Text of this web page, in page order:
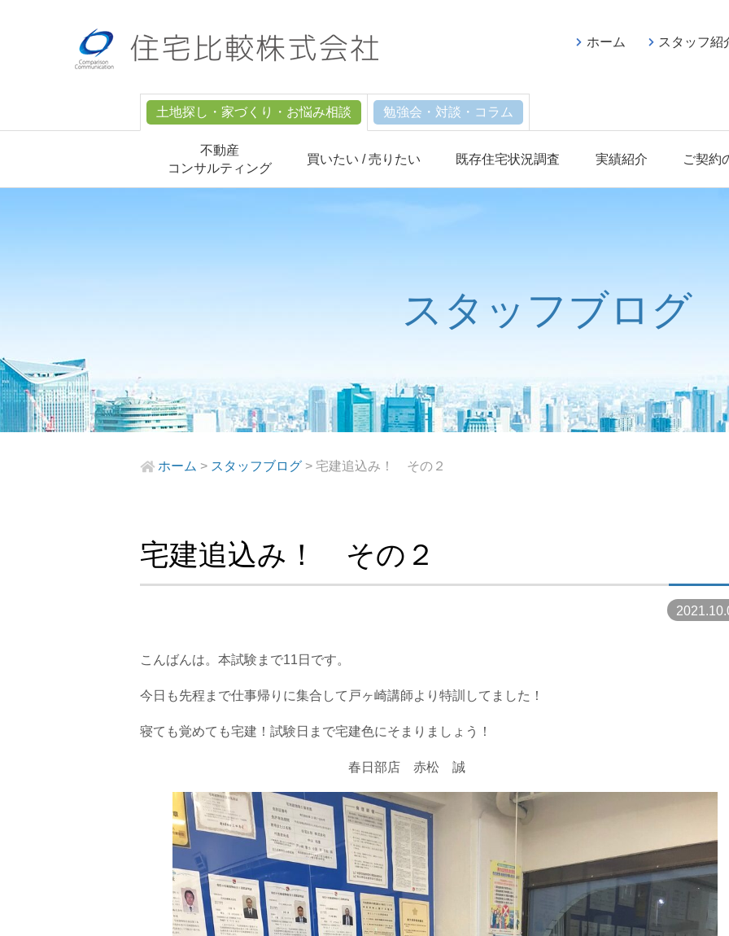
土地探し・家づくり・お悩み相談
不動産
コンサルティング
買いたい / 売りたい 既存住宅状況調査 実績紹介 ご契約
勉強会・対談・コラム
ホーム スタッフ紹
スタッフブログ
ホーム > スタッフブログ >宅建追込み！ その２
宅建追込み！ その２
こんばんは。本試験まで11日です。
今日も先程まで仕事帰りに集合して戸ヶ崎講師より特訓してました！
寝ても覚めても宅建！試験日まで宅建色にそまりましょう！
春日部店 赤松 誠